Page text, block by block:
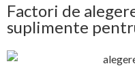
Factori de
suplimente